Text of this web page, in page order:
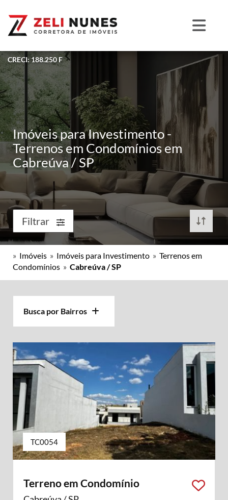
CRECI: 188.250 F
Imóveis para Investimento -
Terrenos em Condomínios em
Cabreúva / SP
Filtrar
» Imóveis » Imóveis para Investimento » Terrenos em
Condomínios » Cabreúva / SP
Busca por Bairros
TC0054
Terreno em Condomínio